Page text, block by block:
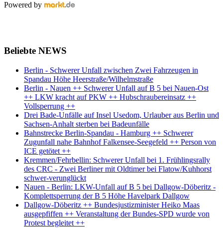
Powered by
Beliebte NEWS
Berlin - Schwerer Unfall zwischen Zwei Fahrzeugen in
Spandau Höhe Heerstraße/Wilhelmstraße
Berlin - Nauen ++ Schwerer Unfall auf B 5 bei Nauen-Ost
++ LKW kracht auf PKW ++ Hubschraubereinsatz ++
Vollsperrung ++
Drei Bade-Unfälle auf Insel Usedom, Urlauber aus Berlin und
Sachsen-Anhalt sterben bei Badeunfälle
Bahnstrecke Berlin-Spandau - Hamburg ++ Schwerer
Zugunfall nahe Bahnhof Falkensee-Seegefeld ++ Person von
ICE getötet ++
Kremmen/Fehrbellin: Schwerer Unfall bei 1. Frühlingsrally
des CRC - Zwei Berliner mit Oldtimer bei Flatow/Kuhhorst
schwer-verunglückt
Nauen - Berlin: LKW-Unfall auf B 5 bei Dallgow-Döberitz -
Komplettsperrung der B 5 Höhe Havelpark Dallgow
Dallgow-Döberitz ++ Bundesjustizminister Heiko Maas
ausgepfiffen ++ Veranstaltung der Bundes-SPD wurde von
Protest begleitet ++